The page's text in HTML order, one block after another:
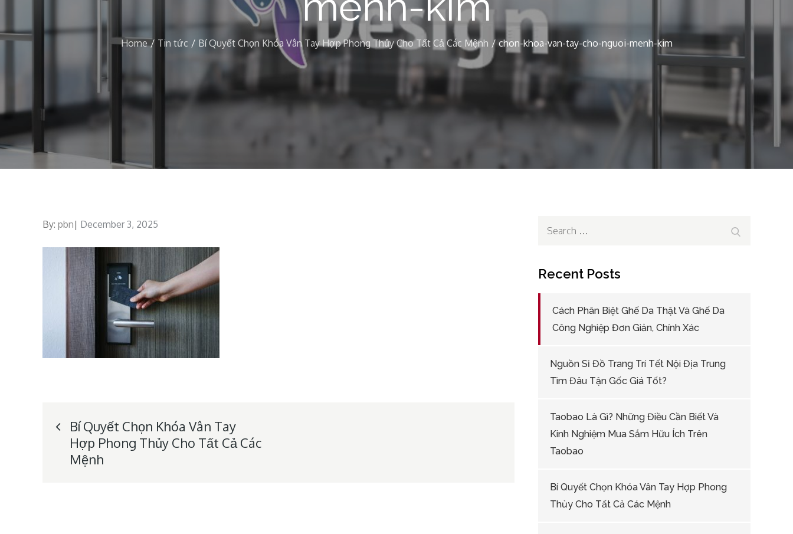
Home Tin tức Bí Quyết Chọn Khóa Vân Tay Hợp Phong Thủy Cho Tất Cả Các Mệnh chon-khoa-van-tay-cho-nguoi-menh-kim
By: pbn
Posted
December 3, 2025
Post
navigation
Bí Quyết Chọn Khóa Vân Tay
Hợp Phong Thủy Cho Tất Cả Các
Mệnh
Search
Recent Posts
Cách Phân Biệt Ghế Da Thật Và Ghế Da
Công Nghiệp Đơn Giản, Chính Xác
Nguồn Sỉ Đồ Trang Trí Tết Nội Địa Trung
Tìm Đâu Tận Gốc Giá Tốt?
Taobao Là Gì? Những Điều Cần Biết Và
Kinh Nghiệm Mua Sắm Hữu Ích Trên
Taobao
Bí Quyết Chọn Khóa Vân Tay Hợp Phong
Thủy Cho Tất Cả Các Mệnh